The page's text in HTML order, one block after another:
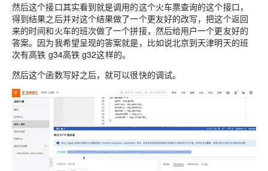
然后这个接口其实看到就是调用的这个火车票查询的这个接口，
得到结果之后并对这个结果做了一个更友好的改写，把这个返回
来的时间和火车的班次做了一个拼接，然后给用户一个更友好的
答案。因为我希望呈现的答案就是，比如说北京到天津明天的班
次有高铁 g34高铁 g32这样的。
然后这个函数写好之后，就可以很快的调试。